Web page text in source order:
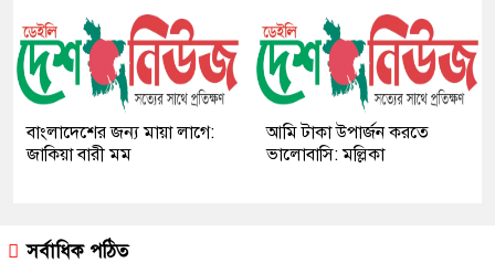
বাংলাদেশের জন্য মায়া লাগে:
জাকিয়া বারী মম
আমি টাকা উপার্জন করতে
ভালোবাসি: মল্লিকা
সর্বাধিক পঠিত